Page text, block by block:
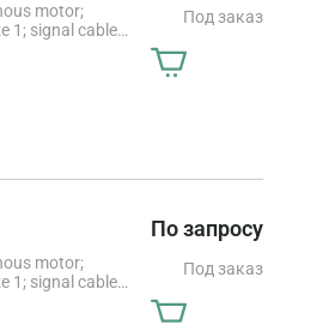
motor;
1; signal cable
Под заказ
motor;
1; signal cable
По запросу
Под заказ